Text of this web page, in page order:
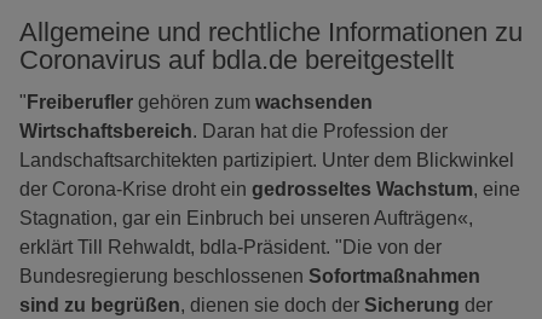
Allgemeine und rechtliche Informationen zu
Coronavirus auf bdla.de bereitgestellt
" Freiberufler gehören zum wachsenden
Wirtschaftsbereich. Daran hat die Profession der
Landschaftsarchitekten partizipiert. Unter dem Blickwinkel
der Corona-Krise droht ein gedrosseltes Wachstum, eine
Stagnation, gar ein Einbruch bei unseren Aufträgen«,
erklärt Till Rehwaldt, bdla-Präsident. "Die von der
Bundesregierung beschlossenen Sofortmaßnahmen
sind zu begrüßen, dienen sie doch der Sicherung der